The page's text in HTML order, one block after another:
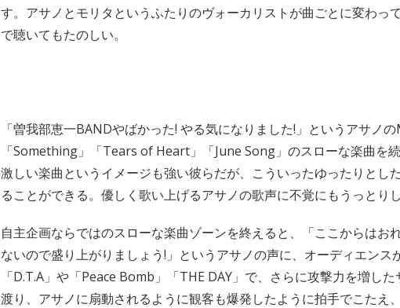
す。アサノとモリタというふたりのヴォーカリストが曲ごとに変わっ
で聴いてもたのしい。
「曽我部恵一BANDやばかった! やる気になりました!」というアサノの
「Something」「Tears of Heart」「June Song」のスローな楽曲を
激しい楽曲というイメージも強い彼らだが、こういったゆったりとし
ることができる。優しく歌い上げるアサノの歌声に不覚にもうっとりし
自主企画ならではのスローな楽曲ゾーンを終えると、「ここからはお
ないので盛り上がりましょう!」というアサノの声に、オーディエンス
「D.T.A」や「Peace Bomb」「THE DAY」で、さらに攻撃力を増し
渡り、アサノに扇動されるように観客も爆発したように拍手でこたえ